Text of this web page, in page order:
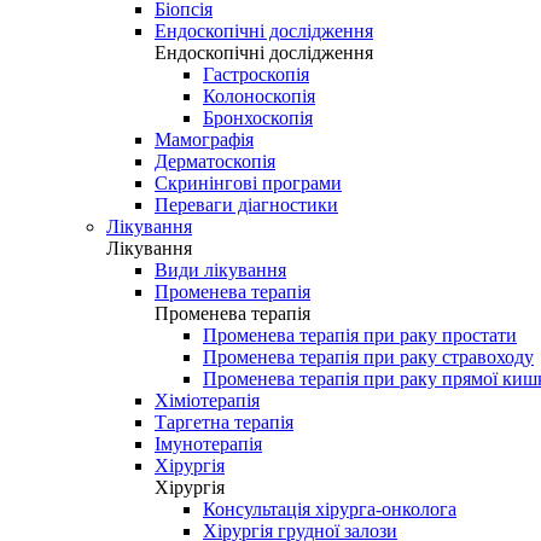
Біопсія
Ендоскопічні дослідження
Ендоскопічні дослідження
Гастроскопія
Колоноскопія
Бронхоскопія
Мамографія
Дерматоскопія
Скринінгові програми
Переваги діагностики
Лікування
Лікування
Види лікування
Променева терапія
Променева терапія
Променева терапія при раку простати
Променева терапія при раку стравоходу
Променева терапія при раку прямої
Хіміотерапія
Таргетна терапія
Імунотерапія
Хірургія
Хірургія
Консультація хірурга-онколога
Хірургія грудної залози